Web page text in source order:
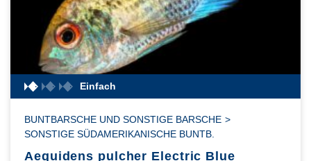
Einfach
BUNTBARSCHE UND SONSTIGE BARSCHE >
SONSTIGE SÜDAMERIKANISCHE BUNTB.
Aequidens pulcher Electric Blue